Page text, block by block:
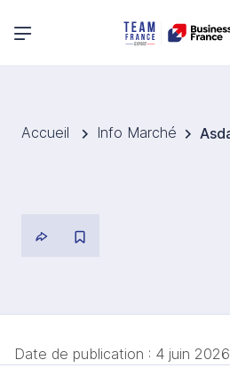
Menu principal
Accueil Info Marché
Date de publication : 4 juin 2026